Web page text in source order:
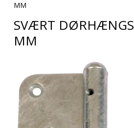
MM
SVÆRT
MM